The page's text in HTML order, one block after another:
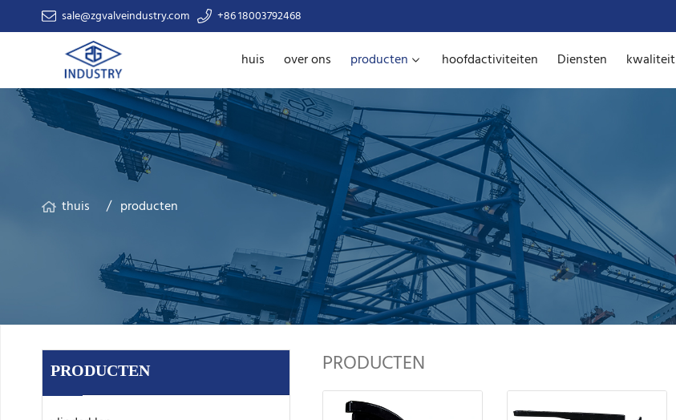
sale@zgvalveindustry.com +86 18003792468
huis over ons producten hoofdactiviteiten Diensten kwaliteit
thuis producten
PRODUCTEN PRODUCTEN